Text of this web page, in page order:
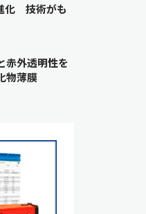
化 技術がも
赤外透明性を
物薄膜